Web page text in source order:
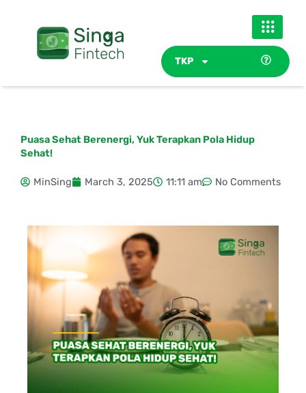
TKP
Puasa Sehat Berenergi, Yuk Terapkan Pola Hidup
Sehat!
MinSing March 3, 2025 11:11 am No Comments